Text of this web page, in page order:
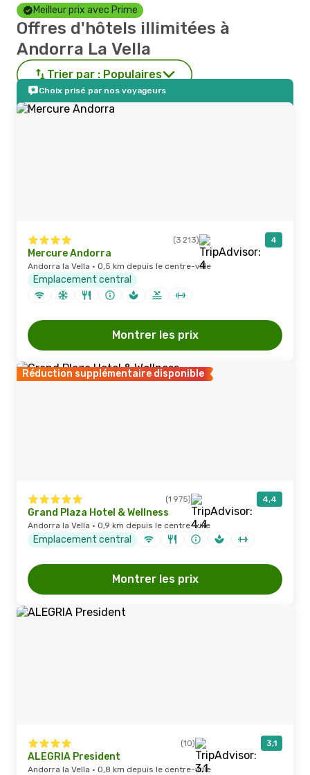
Meilleur prix avec Prime
Offres d'hôtels illimitées à
Andorra La Vella
Trier par : Populaires
Choix prisé par nos voyageurs
(3 213) 4
Mercure Andorra
Andorra la Vella · 0,5 km depuis le centre-ville
Emplacement central
Montrer les prix
Réduction supplémentaire disponible
(1 975) 4,4
Grand Plaza Hotel & Wellness
Andorra la Vella · 0,9 km depuis le centre-ville
Emplacement central
Montrer les prix
(10) 3,1
ALEGRIA President
Andorra la Vella · 0,8 km depuis le centre-ville